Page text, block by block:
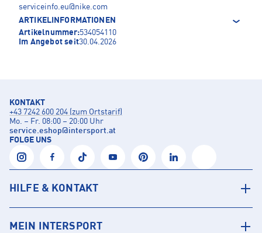
serviceinfo.eu@nike.com
ARTIKELINFORMATIONEN
Artikelnummer:534054110
Im Angebot seit30.04.2026
KONTAKT
+43 7242 600 204 (zum Ortstarif)
Mo. – Fr. 08:00 – 20:00 Uhr
service.eshop@intersport.at
FOLGE UNS
HILFE & KONTAKT
MEIN INTERSPORT